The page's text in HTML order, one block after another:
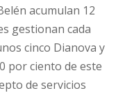
acumulan 12
gestionan cada
cinco Dianova y
por ciento de este
de servicios